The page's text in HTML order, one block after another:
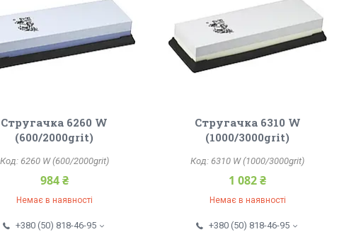
Стругачка 6260 W
(600/2000grit)
6260 W (600/2000grit)
984 ₴
Немає в наявності
+380 (50) 818-46-95
Стругачка 6310 W
(1000/3000grit)
6310 W (1000/3000grit)
1 082 ₴
Немає в наявності
+380 (50) 818-46-95